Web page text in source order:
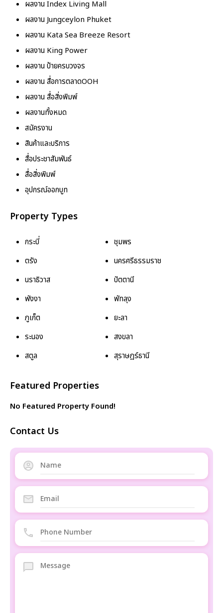
ผลงาน Index Living Mall
ผลงาน Jungceylon Phuket
ผลงาน Kata Sea Breeze Resort
ผลงาน King Power
ผลงาน ป้ายครบวงจร
ผลงาน สื่อการตลาดOOH
ผลงาน สื่อสิ่งพิมพ์
ผลงานทั้งหมด
สมัครงาน
สินค้าและบริการ
สื่อประชาสัมพันธ์
สื่อสิ่งพิมพ์
อุปกรณ์ออกบูท
Property Types
กระบี่
ชุมพร
ตรัง
นครศรีธรรมราช
นราธิวาส
ปัตตานี
พังงา
พัทลุง
ภูเก็ต
ยะลา
ระนอง
สงขลา
สตูล
สุราษฎร์ธานี
Featured Properties
No Featured Property Found!
Contact Us